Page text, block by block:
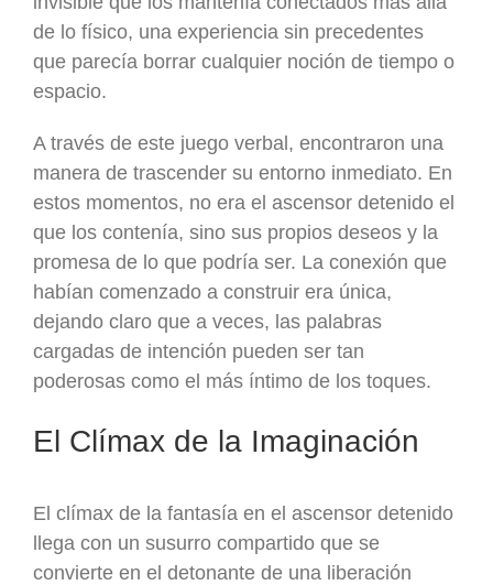
de lo físico, una experiencia sin precedentes
que parecía borrar cualquier noción de tiempo o
espacio.
A través de este juego verbal, encontraron una
manera de trascender su entorno inmediato. En
estos momentos, no era el ascensor detenido el
que los contenía, sino sus propios deseos y la
promesa de lo que podría ser. La conexión que
habían comenzado a construir era única,
dejando claro que a veces, las palabras
cargadas de intención pueden ser tan
poderosas como el más íntimo de los toques.
El Clímax de la Imaginación
El clímax de la fantasía en el ascensor detenido
llega con un susurro compartido que se
convierte en el detonante de una liberación